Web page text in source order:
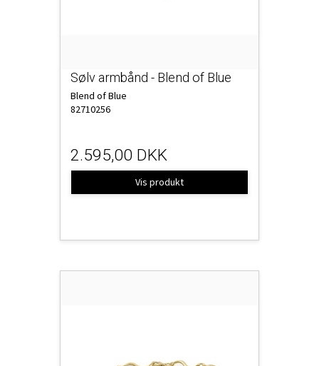
Sølv armbånd - Blend of Blue
Blend of Blue
82710256
2.595,00 DKK
Vis produkt